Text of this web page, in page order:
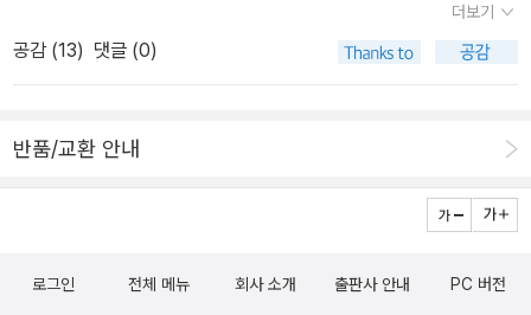
위 | 『혼모노』 – 성해나'넷플릭스 대신 성해나 책을 본다.'는 말이 나올
정도로 화제를 모은 작품입니다.지난 달에 이어 1위를 차지하였습니
다.『혼모노』는 지역, 정치, 세대의 경계 속에 살아가는 우리 사회의 민
지만 강렬한 문장, 누구나 공감할 수 있는 정서, 있는 그대로의 우리를
성해나 책 리뷰 | 한국 에세이 추천 | 사회를 보는 시선2위 | 『편안함
합 순위에서도 2위에 올랐습니다.『편안함의 습격』은 현대인의 안락
더보기
공감 (13) 댓글 (0)
반품/교환 안내
로그인 전체 메뉴 회사 소개 출판사 안내 PC 버전